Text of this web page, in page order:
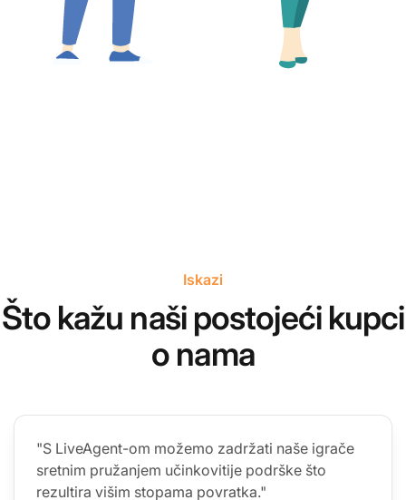
Iskazi
Što kažu naši postojeći kupci
o nama
"S LiveAgent-om možemo zadržati naše igrače
sretnim pružanjem učinkovitije podrške što
rezultira višim stopama povratka."